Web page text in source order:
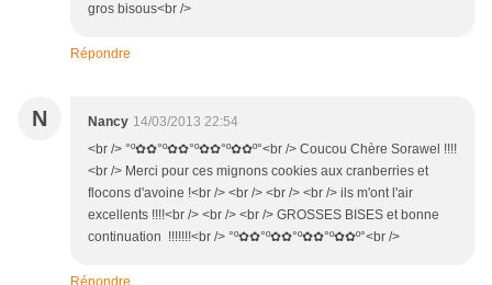
gros bisous<br />
Répondre
N Nancy 14/03/2013 22:54
<br /> °º✿✿°º✿✿°º✿✿°º✿✿º°<br /> Coucou Chère Sorawel !!!!
<br /> Merci pour ces mignons cookies aux cranberries et
flocons d'avoine !<br /> <br /> <br /> <br /> ils m'ont l'air
excellents !!!!<br /> <br /> <br /> GROSSES BISES et bonne
continuation !!!!!!!<br /> °º✿✿°º✿✿°º✿✿°º✿✿º°<br />
Répondre